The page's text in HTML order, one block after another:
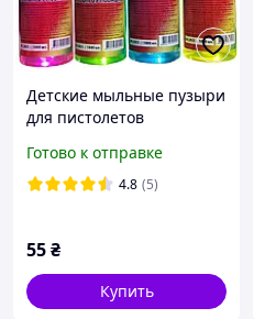
Детские мыльные пузыри
для пистолетов
Готово к отправке
4.8 (5)
55₴
Купить